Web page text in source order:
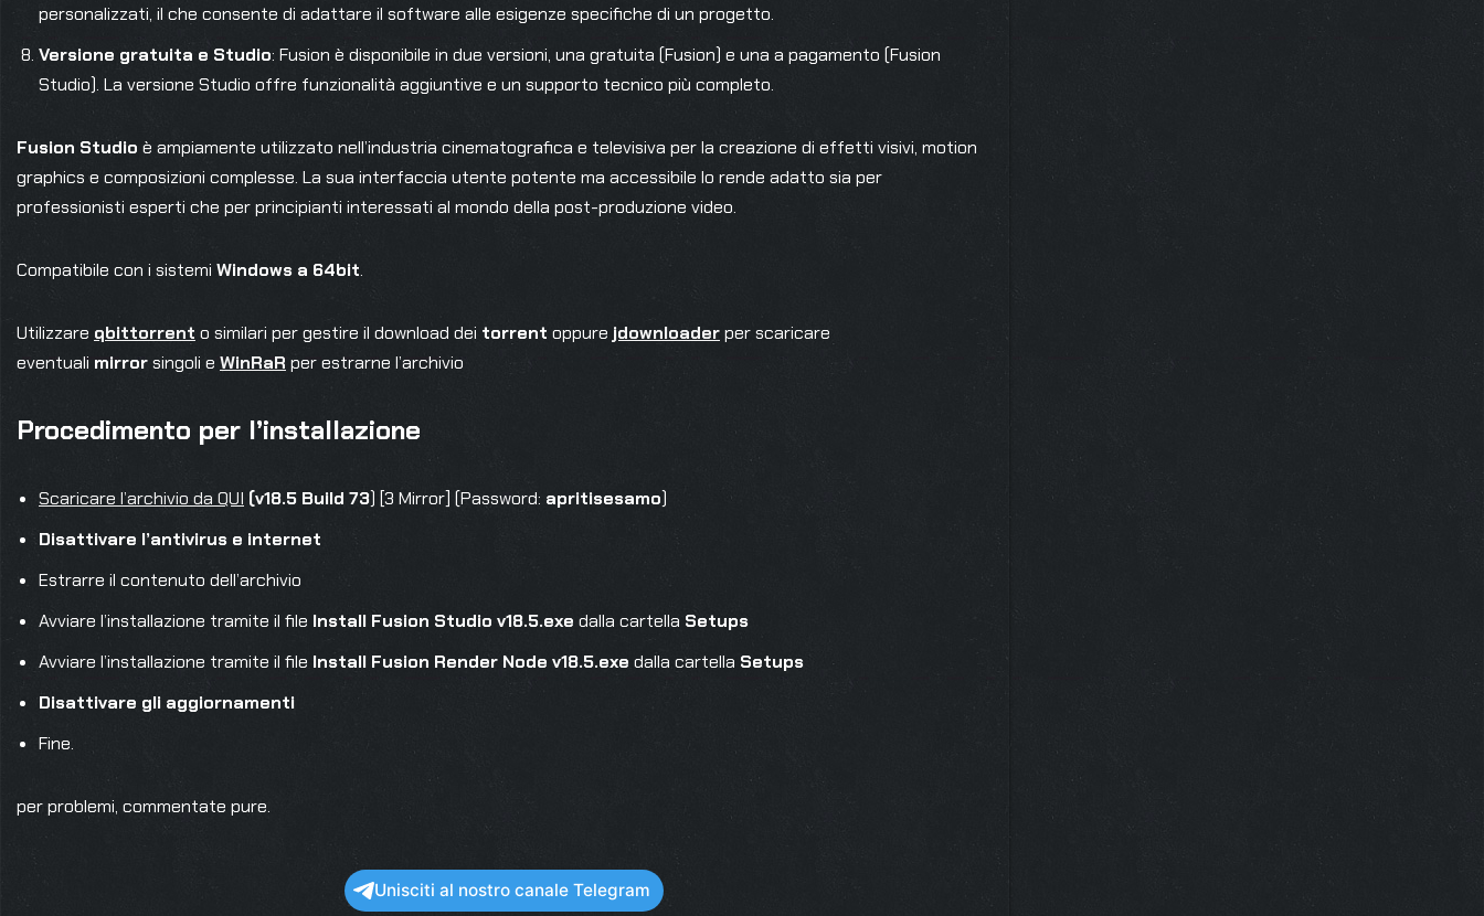
personalizzati, il che consente di adattare il software alle esigenze specifiche di un progetto.
Versione gratuita e Studio: Fusion è disponibile in due versioni, una gratuita (Fusion) e una a pagamento (Fusion
Studio). La versione Studio offre funzionalità aggiuntive e un supporto tecnico più completo.
Fusion Studio è ampiamente utilizzato nell’industria cinematografica e televisiva per la creazione di effetti visivi, motion
graphics e composizioni complesse. La sua interfaccia utente potente ma accessibile lo rende adatto sia per
professionisti esperti che per principianti interessati al mondo della post-produzione video.
Compatibile con i sistemi Windows a 64bit.
Utilizzare qbittorrent o similari per gestire il download dei torrent oppure jdownloaderper scaricare
eventuali mirrorsingoli e WinRaR per estrarne l’archivio
Procedimento per l’installazione
Scaricare l’archivio da QUI (v18.5 Build 73) [3 Mirror] (Password: apritisesamo)
Disattivare l’antivirus e internet
Estrarre il contenuto dell’archivio
Avviare l’installazione tramite il file Install Fusion Studio v18.5.exe dalla cartella Setups
Avviare l’installazione tramite il file Install Fusion Render Node v18.5.exe dalla cartella Setups
Disattivare gli aggiornamenti
Fine.
per problemi, commentate pure.
Unisciti al nostro canale Telegram